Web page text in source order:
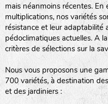
mais néanmoins récentes. En
multiplications, nos variétés
résistance et leur adaptabilité
pédoclimatiques actuelles. A
critères de sélections sur la
Nous vous proposons une
700 variétés, à destination
et des jardiniers :
zone sauvage